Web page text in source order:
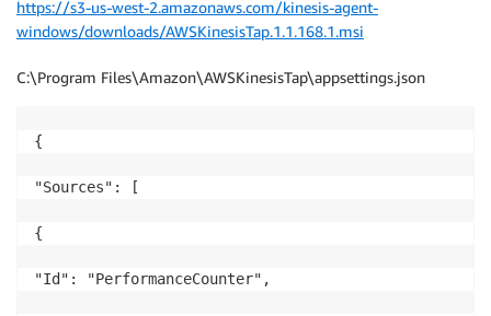
}
]
}
$sudo service aws-kinesis-agent start
$sudo chkconfig aws-kinesis-agent on
https://s3-us-west-2.amazonaws.com/kinesis-agent-
windows/downloads/AWSKinesisTap.1.1.168.1.msi
C:\Program Files\Amazon\AWSKinesisTap\appsettings.json
{
"Sources": [
{
"Id": "PerformanceCounter",